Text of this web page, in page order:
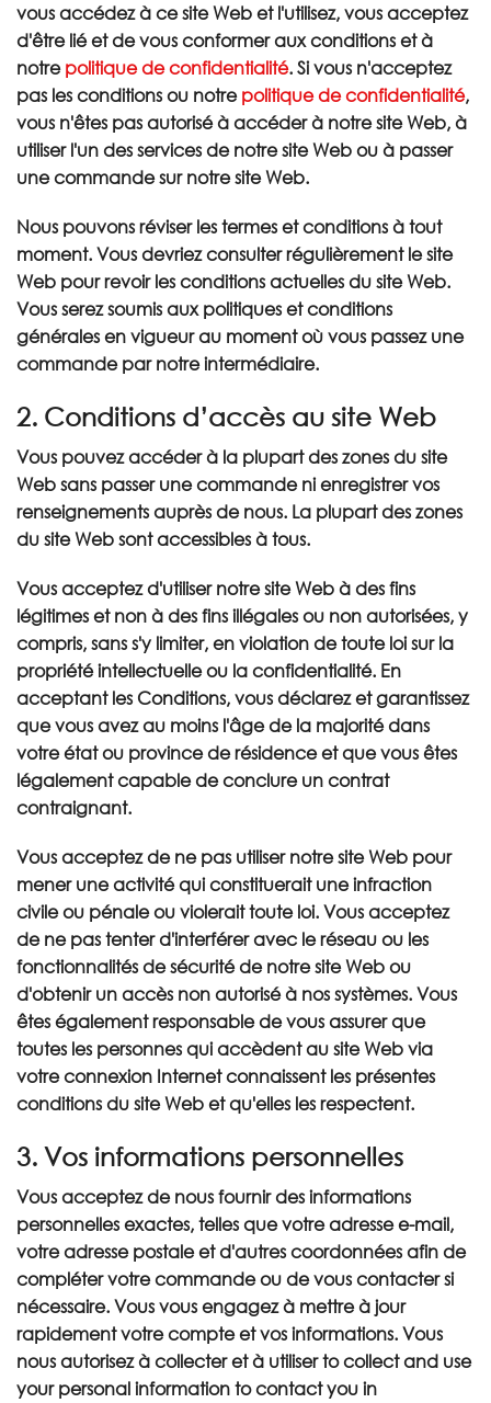
vous accédez à ce site Web et l'utilisez, vous acceptez
d'être lié et de vous conformer aux conditions et à
notrepolitique de confidentialité. Si vous n'acceptez
pas les conditions ou notrepolitique de confidentialité,
vous n'êtes pas autorisé à accéder à notre site Web, à
utiliser l'un des services de notre site Web ou à passer
une commande sur notre site Web.
Nous pouvons réviser les termes et conditions à tout
moment. Vous devriez consulter régulièrement le site
Web pour revoir les conditions actuelles du site Web.
Vous serez soumis aux politiques et conditions
générales en vigueur au moment où vous passez une
commande par notre intermédiaire.
2. Conditions d’accès au site Web
Vous pouvez accéder à la plupart des zones du site
Web sans passer une commande ni enregistrer vos
renseignements auprès de nous. La plupart des zones
du site Web sont accessibles à tous.
Vous acceptez d'utiliser notre site Web à des fins
légitimes et non à des fins illégales ou non autorisées, y
compris, sans s'y limiter, en violation de toute loi sur la
propriété intellectuelle ou la confidentialité. En
acceptant les Conditions, vous déclarez et garantissez
que vous avez au moins l'âge de la majorité dans
votre état ou province de résidence et que vous êtes
légalement capable de conclure un contrat
contraignant.
Vous acceptez de ne pas utiliser notre site Web pour
mener une activité qui constituerait une infraction
civile ou pénale ou violerait toute loi. Vous acceptez
de ne pas tenter d'interférer avec le réseau ou les
fonctionnalités de sécurité de notre site Web ou
d'obtenir un accès non autorisé à nos systèmes. Vous
êtes également responsable de vous assurer que
toutes les personnes qui accèdent au site Web via
votre connexion Internet connaissent les présentes
conditions du site Web et qu'elles les respectent.
3. Vos informations personnelles
Vous acceptez de nous fournir des informations
personnelles exactes, telles que votre adresse e-mail,
votre adresse postale et d'autres coordonnées afin de
compléter votre commande ou de vous contacter si
nécessaire. Vous vous engagez à mettre à jour
rapidement votre compte et vos informations. Vous
nous autorisez à collecter et à utiliser to collect and use
your personal information to contact you in